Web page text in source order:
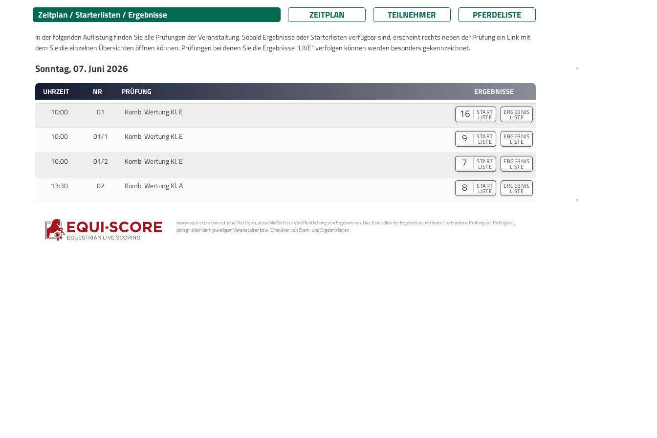
Zeitplan / Starterlisten / Ergebnisse ZEITPLAN TEILNEHMER PFERDELISTE
In der folgenden Auflistung finden Sie alle Prüfungen der Veranstaltung. Sobald Ergebnisse oder Starterlisten verfügbar sind, erscheint rechts neben der Prüfung ein Link mit
dem Sie die einzelnen Übersichten öffnen können. Prüfungen bei denen Sie die Ergebnisse "LIVE" verfolgen können werden besonders gekennzeichnet.
Sonntag, 07. Juni 2026
UHRZEIT NR PRÜFUNG
ERGEBNISSE
10:00
01 Komb. Wertung Kl. E 16 START
LISTE
ERGEBNIS
LISTE
10:00 01/1 Komb. Wertung Kl. E 9 START
LISTE
ERGEBNIS
LISTE
10:00 01/2 Komb. Wertung Kl. E 7 START
LISTE
ERGEBNIS
LISTE
13:30 02 Komb. Wertung Kl. A 8 START
LISTE
ERGEBNIS
LISTE
www.equi-score.com ist eine Plattform, ausschließlich zur Veröffentlichung von Ergebnissen. Das Einstellen der Ergebnisse und damit verbundene Prüfung auf Richtigkeit,
obliegt allein dem jeweiligen Veranstalter bzw. Einsteller von Start- und Ergebnislisten.